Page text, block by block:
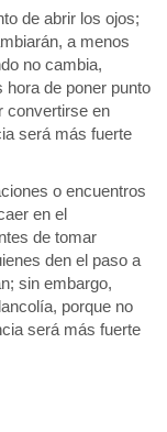
de abrir los ojos;
a menos
no cambia,
de poner punto
convertirse en
será más fuerte
o encuentros
en el
de tomar
den el paso a
sin embargo,
porque no
será más fuerte